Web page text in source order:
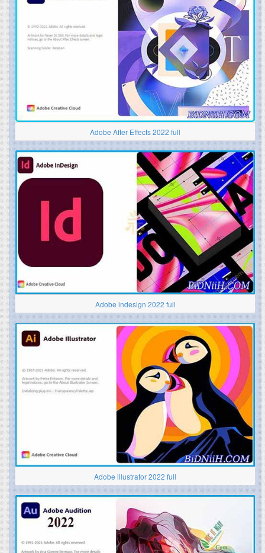
Adobe After Effects 2022 full
Adobe indesign 2022 full
Adobe illustrator 2022 full